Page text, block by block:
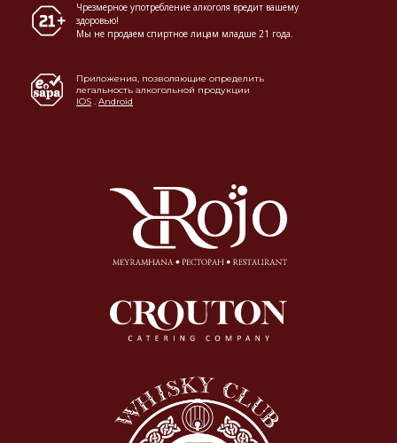
Чрезмерное употребление алкоголя вредит вашему
здоровью!
Мы не продаем спиртное лицам младше 21 года.
Приложения, позволяющие определить
легальность алкогольной продукции
IOS . Android